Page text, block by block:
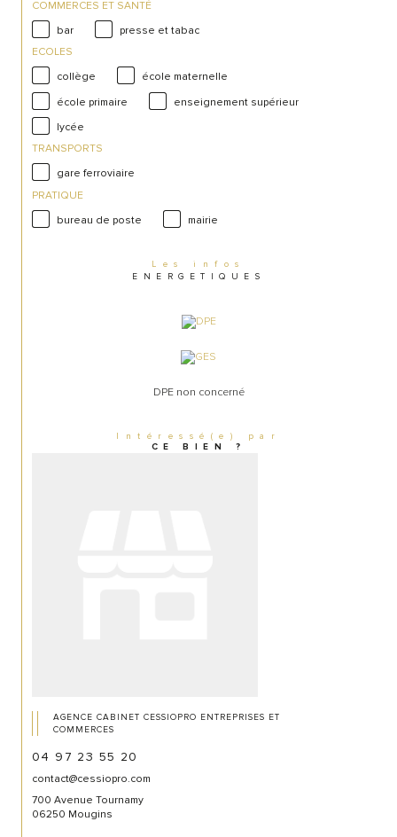
COMMERCES ET SANTÉ
bar
presse et tabac
ECOLES
collège
école maternelle
école primaire
enseignement supérieur
lycée
TRANSPORTS
gare ferroviaire
PRATIQUE
bureau de poste
mairie
Les infos
ENERGETIQUES
DPE non concerné
Intéressé(e) par
CE BIEN ?
AGENCE CABINET CESSIOPRO ENTREPRISES ET
COMMERCES
04 97 23 55 20
contact@cessiopro.com
700 Avenue Tournamy
06250 Mougins